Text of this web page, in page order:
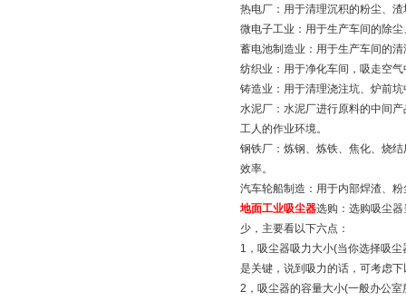
热电厂：用于清理沉积的粉尘、
微电子工业：用于生产车间的除
蓄电池制造业：用于生产车间的
纺织业：用于净化车间，吸走空
铸造业：用于清理浇注坑、炉前
水泥厂：水泥厂进行原料的中间
工人的作业环境。
钢铁厂：炼钢、炼铁、焦化、烧
效率。
汽车轮船制造：用于内部焊渣、
地面工业吸尘器选购：选购吸尘
少，主要看以下六点：
1，吸尘器吸力大小(当你选择吸
是关键，说到吸力的话，可考虑
2，吸尘器的容量大小(一般办公